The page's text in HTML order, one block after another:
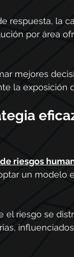
respuesta, la
por área
mejores
la exposición
riesgos
un modelo
el riesgo se